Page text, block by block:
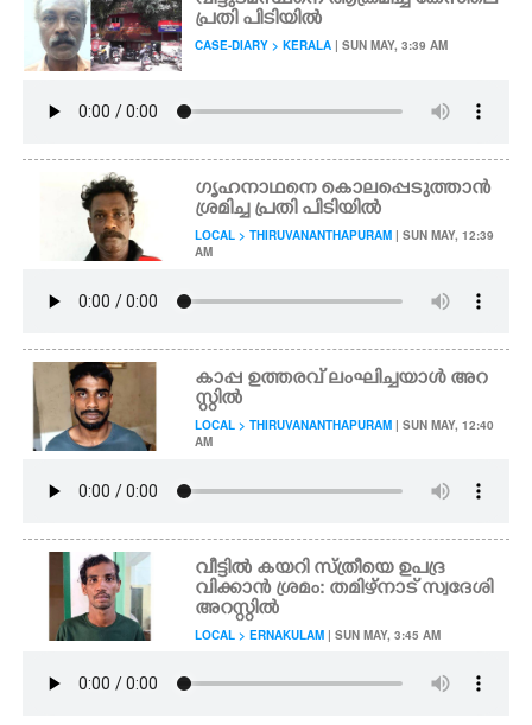
പ്രതി പിടിയിൽ
CASE-DIARY > KERALA | SUN MAY, 3:39 AM
ഗൃഹനാഥനെ കൊലപ്പെടുത്താൻ
ശ്രമിച്ച പ്രതി പിടിയിൽ
LOCAL > THIRUVANANTHAPURAM | SUN MAY, 12:39
AM
കാപ്പ ഉത്തരവ് ലംഘിച്ചയാൾ അറ
സ്റ്റിൽ
LOCAL > THIRUVANANTHAPURAM | SUN MAY, 12:40
AM
വീട്ടിൽ കയറി സ്ത്രീയെ ഉപദ്ര
വിക്കാൻ ശ്രമം: തമിഴ്നാട് സ്വദേശി
അറസ്റ്റിൽ
LOCAL > ERNAKULAM | SUN MAY, 3:45 AM